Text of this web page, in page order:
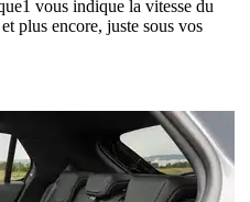
1 vous indique la vitesse du
plus encore, juste sous vos